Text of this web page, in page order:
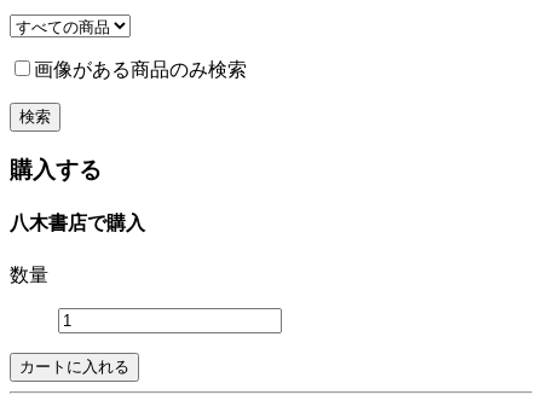
画像がある商品のみ検索
購入する
八木書店で購入
数量